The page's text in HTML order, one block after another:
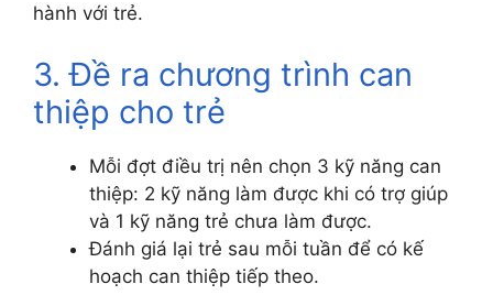
hành với trẻ.
3. Đề ra chương trình can
thiệp cho trẻ
Mỗi đợt điều trị nên chọn 3 kỹ năng can
thiệp: 2 kỹ năng làm được khi có trợ giúp
và 1 kỹ năng trẻ chưa làm được.
Đánh giá lại trẻ sau mỗi tuần để có kế
hoạch can thiệp tiếp theo.